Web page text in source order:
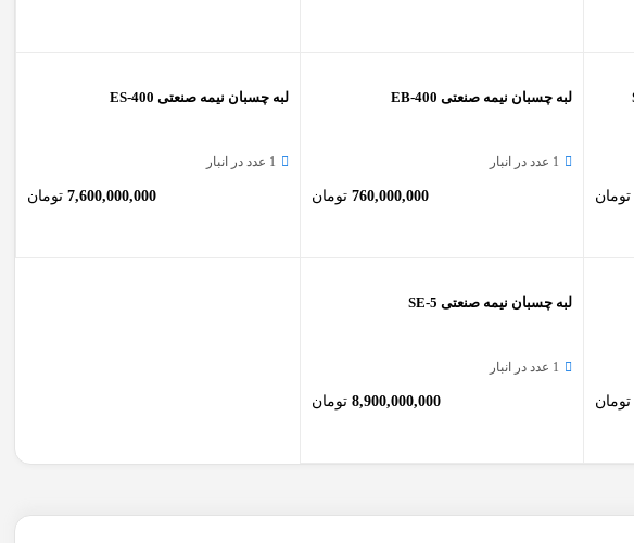
تومان
لبه چسبان نیمه صنعتی EB-400
1 عدد در انبار
760,000,000 تومان
لبه چسبان نیمه صنعتی ES-400
1 عدد در انبار
7,600,000,000 تومان
تومان
لبه چسبان نیمه صنعتی SE-5
1 عدد در انبار
8,900,000,000 تومان